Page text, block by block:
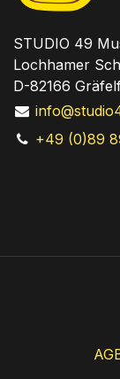
STUDIO 49
Lochhamer
D-82166
+49 (0)89